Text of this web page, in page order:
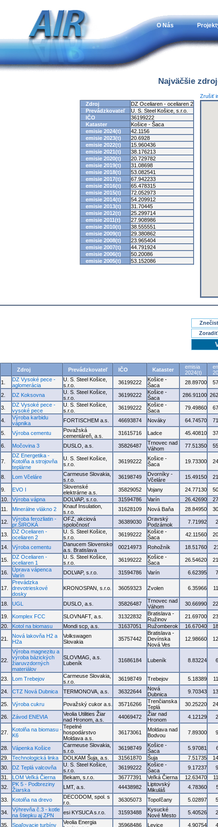
O Nás
Najväčšie
Zrušiť
Zdroj
DZ Oceliaren - oceliaren 2
Prevádzkovateľ
U. S. Steel Košice, s.r.o.
IČO
36199222
Kataster
Košice - Šaca
emisie 2024(t)
42.1156
emisie 2023(t)
20.6928
emisie 2022(t)
15.960436
emisie 2021(t)
38.176213
emisie 2020(t)
20.729782
emisie 2019(t)
31.08698
emisie 2018(t)
53.082541
emisie 2017(t)
67.942233
emisie 2016(t)
65.478315
emisie 2015(t)
72.052973
emisie 2014(t)
54.209912
emisie 2013(t)
31.70445
emisie 2012(t)
25.299714
emisie 2011(t)
27.908986
emisie 2010(t)
38.555551
emisie 2009(t)
29.380862
emisie 2008(t)
23.965404
emisie 2007(t)
44.791924
emisie 2006(t)
50.20086
emisie 2005(t)
53.152086
Zdroj Prevádzkovateľ IČO Kataster
emisia
2024(t)
1.
DZ Vysoké pece -
aglomerácia
U. S. Steel Košice,
s.r.o.
36199222
Košice -
Šaca
28.89700
2. DZ Koksovna
U. S. Steel Košice,
s.r.o.
36199222
Košice -
Šaca
286.91100
3.
DZ Vysoké pece -
vysoké pece
U. S. Steel Košice,
s.r.o.
36199222
Košice -
Šaca
79.49860
4.
Výroba karbidu
vápnika
FORTISCHEM a.s. 46693874 Nováky 64.74570
5. Výroba cementu
Považská
cementáreň, a.s.
31615716 Ladce 45.40810
6. Močovina 3 DUSLO, a.s. 35826487
Trnovec nad
Váhom
77.51350
7.
DZ Energetika -
Kotolňa a strojovňa
teplárne
U. S. Steel Košice,
s.r.o.
36199222
Košice -
Šaca
19.73300
8. Lom Včeláre
Carmeuse Slovakia,
s.r.o.
36198749
Dvorníky -
Včeláre
15.49150
9. EVO I
Slovenské
elektrárne a.s.
35829052 Vojany 24.77130
10.
Výroba vápna DOLVAP, s.r.o. 31594786 Varín 26.42690
11.
Minerálne vlákno 2
Knauf Insulation,
s.r.o.
31628109 Nová Baňa 28.84950
12.
Výroba ferozliatin -
pr.ŠIROKÁ
OFZ, akciová
spoločnosť
36389030
Oravský
Podzámok
7.71992
13.
DZ Oceliaren -
oceliaren 2
U. S. Steel Košice,
s.r.o.
36199222
Košice -
Šaca
42.11560
14. Výroba cementu
Danucem Slovensko
a.s. Bratislava
00214973 Rohožník 18.51760
15.
DZ Oceliaren -
oceliaren 1
U. S. Steel Košice,
s.r.o.
36199222
Košice -
Šaca
26.54620
16.
Úprava vápenca
Varín
DOLVAP, s.r.o. 31594786 Varín 6.62395
17.
Prevádzka
drevotrieskové
dosky
KRONOSPAN, s.r.o. 36059323 Zvolen 6.35966
18. UGL DUSLO, a.s. 35826487
Trnovec nad
Váhom
30.66990
19. Komplex FCC SLOVNAFT, a.s. 31322832
Bratislava -
Ružinov
21.69700
20.
Kotol na biomasu Mondi scp, a.s. 31637051 Ružomberok 16.67040
21.
Nová lakovňa H2 a
H2a
Volkswagen
Slovakia
35757442
Bratislava -
Devínska
Nová Ves
12.98660
22.
Výroba magnezitu a
výroba bázických
žiaruvzdorných
materiálov
SLOVMAG, a.s.
Lubeník
31686184 Lubeník 8.83224
23. Lom Trebejov
Carmeuse Slovakia,
s.r.o.
36198749 Trebejov 5.18389
24. CTZ Nová Dubnica TERMONOVA, a.s. 36322644
Nová
Dubnica
9.70343
25. Výroba cukru Považský cukor a.s. 35716266
Trenčianska
Teplá
30.25220
26. Závod ENEVIA
Veolia Utilities Žiar
nad Hronom, a.s.
44069472
Žiar nad
Hronom
4.12129
27.
Kotolňa na biomasu -
K6
Tepelné
hospodárstvo
Moldava a.s.
36173061
Moldava nad
Bodvou
7.89300
28. Vápenka Košice
Carmeuse Slovakia,
s.r.o.
36198749
Košice -
Šaca
5.97081
29.
Technologická linka DOLKAM Šuja, a.s. 31561870 Šuja 7.51735
30.
DZ Teplá valcovňa
U. S. Steel Košice,
s.r.o.
36199222
Košice -
Šaca
9.17237
31.
LOM Veľká Čierna Bekam, s.r.o. 36777391 Veľká Čierna 12.63470
32.
PK 5 - Podbreziny
Žiarska
LMT, a.s. 44438982
Liptovský
Mikuláš
4.78360
33. Kotolňa na drevo
DECODOM, spol. s
r.o.
36305073 Topoľčany 5.02897
34.
Výhrevňa č.3 - kotle
na štiepku aj ZPN
esi KYSUCA s.r.o. 31593488
Kysucké
Nové Mesto
5.40526
35. Spaľovacie turbíny
Veolia Energia
35968486 Levice 4.90754